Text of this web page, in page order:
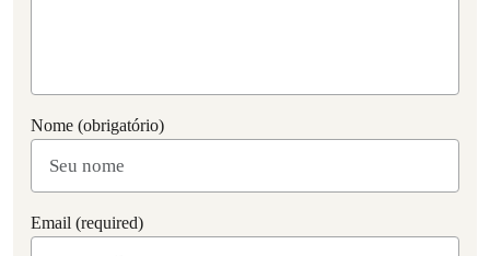
Nome (obrigatório)
Email (required)